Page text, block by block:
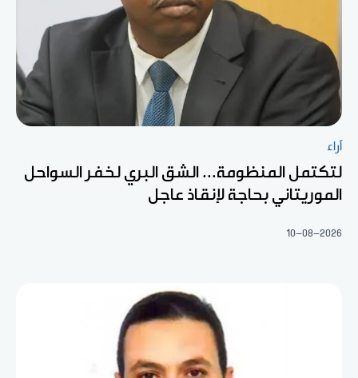
آراء
لتكتمل المنظومة... الشق البري لخفر السواحل
الموريتاني بحاجة لإنقاذ عاجل
10-08-2026